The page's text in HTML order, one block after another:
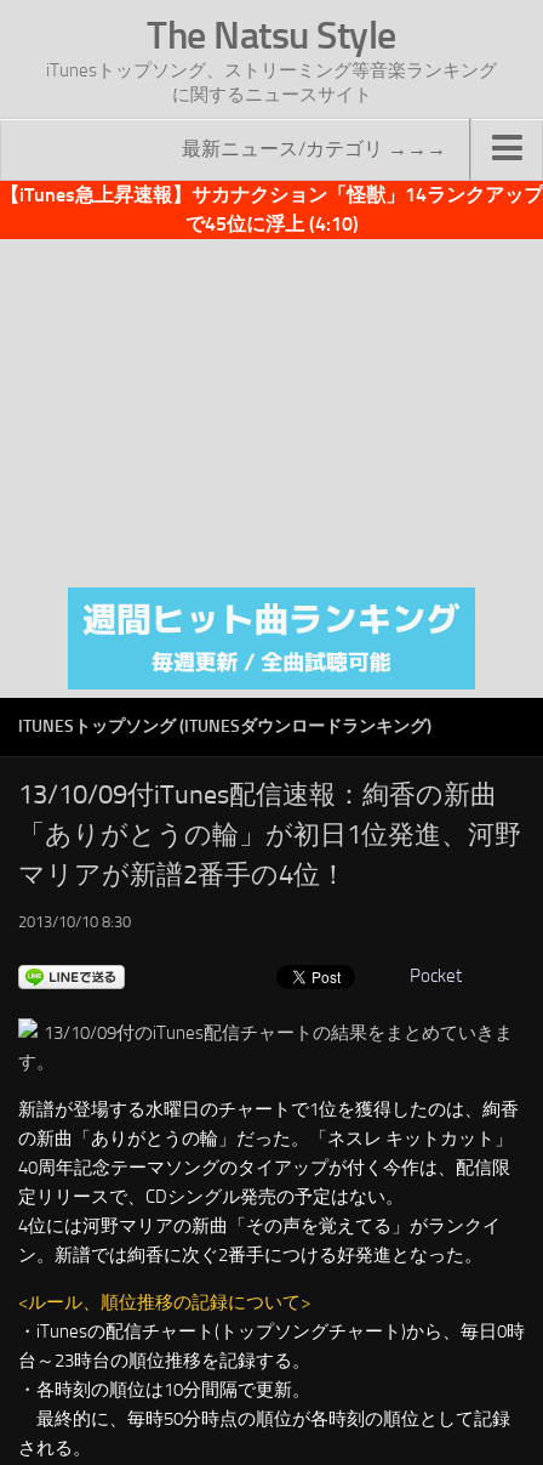
The Natsu Style
iTunesトップソング、ストリーミング等音楽ランキング
に関するニュースサイト
最新ニュース/カテゴリ →→→
TOP
注目カテゴリ
オリジナルiTunes週間トップソング
RSS
LINKS
【iTunes急上昇速報】サカナクション「怪獣」14ランクアップ
で45位に浮上 (4:10)
ITUNESトップソング (ITUNESダウンロードランキング)
13/10/09付iTunes配信速報：絢香の新曲
「ありがとうの輪」が初日1位発進、河野
マリアが新譜2番手の4位！
2013/10/10 8:30
Pocket
13/10/09付のiTunes配信チャートの結果をまとめていきま
す。
新譜が登場する水曜日のチャートで1位を獲得したのは、絢香
の新曲「ありがとうの輪」だった。「ネスレ キットカット」
40周年記念テーマソングのタイアップが付く今作は、配信限
定リリースで、CDシングル発売の予定はない。
4位には河野マリアの新曲「その声を覚えてる」がランクイ
ン。新譜では絢香に次ぐ2番手につける好発進となった。
<ルール、順位推移の記録について>
・iTunesの配信チャート(トップソングチャート)から、毎日0時
台～23時台の順位推移を記録する。
・各時刻の順位は10分間隔で更新。
最終的に、毎時50分時点の順位が各時刻の順位として記録
される。